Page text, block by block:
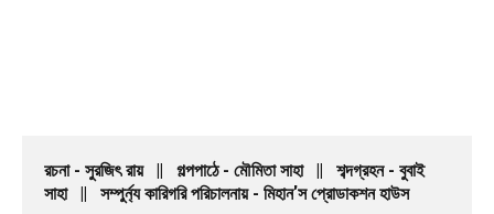
রচনা - সুরজিৎ রায়   ||   গল্পপাঠে - মৌমিতা সাহা   ||   শব্দগ্রহন - বুবাই
সাহা   ||   সম্পুর্ন্য কারিগরি পরিচালনায় - মিহান'স প্রোডাকশন হাউস